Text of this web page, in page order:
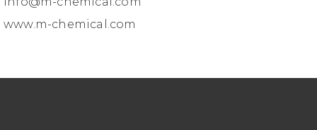
www.m-chemical.com